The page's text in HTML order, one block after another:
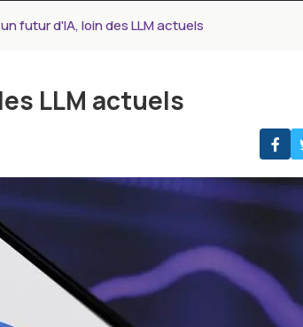
futur d'IA, loin des LLM actuels
LLM actuels